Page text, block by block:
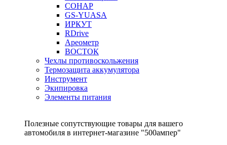
СОНАР
GS-YUASA
ИРКУТ
RDrive
Ареометр
ВОСТОК
Чехлы противоскольжения
Термозащита аккумулятора
Инструмент
Экипировка
Элементы питания
Полезные сопутствующие товары для вашего
автомобиля в интернет-магазине "500ампер"